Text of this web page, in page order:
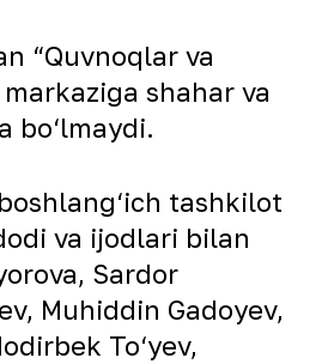
“Quvnoqlar va
shahar va
bo‘lmaydi.
tashkilot
va ijodlari bilan
Sardor
Muhiddin Gadoyev,
To‘yev,